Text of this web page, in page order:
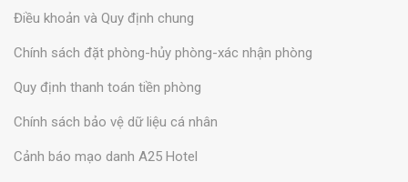
Điều khoản và Quy định chung
Chính sách đặt phòng-hủy phòng-xác nhận phòng
Quy định thanh toán tiền phòng
Chính sách bảo vệ dữ liệu cá nhân
Cảnh báo mạo danh A25 Hotel